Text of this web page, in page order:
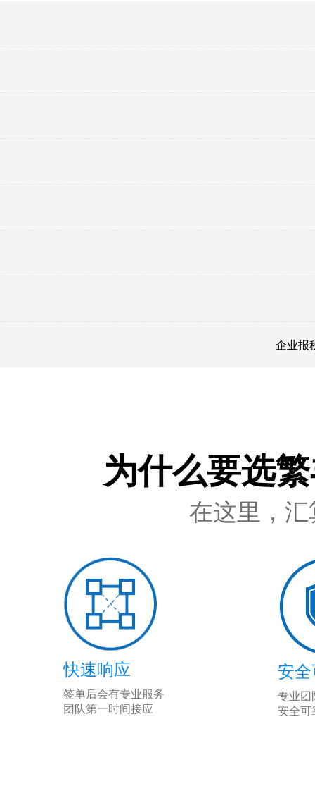
企业报
为什么要选
在这里，
快速响应
签单后会有专业服务
团队第一时间接应
安
专业团
安全可